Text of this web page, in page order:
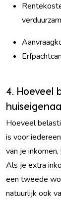
4. Hoeveel
Hoeveel
is voor
van je
Als je extra
een tweede
natuurlijk ook